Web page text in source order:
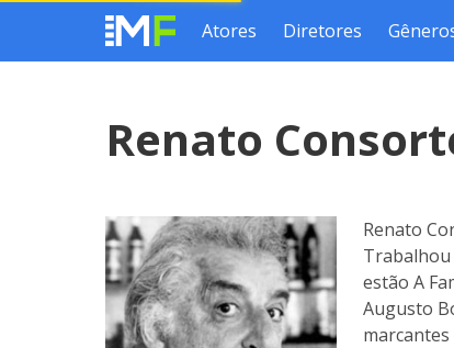
Atores Diretores
Renato
Renato
Trabalhou
estão A
Augusto